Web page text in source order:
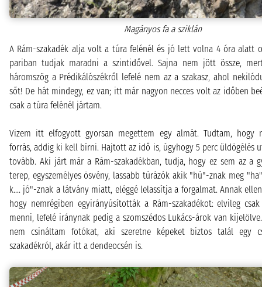
Magányos fa a sziklán
A Rám-szakadék alja volt a túra felénél és jó lett volna 4 óra alatt
pariban tudjak maradni a szintidővel. Sajna nem jött össze,
háromszög a Prédikálószékről lefelé nem az a szakasz, ahol
sőt! De hát mindegy, ez van; itt már nagyon necces volt az időben
csak a túra felénél jártam.
Vizem itt elfogyott gyorsan megettem egy almát. Tudtam, hogy
forrás, addig ki kell bírni. Hajtott az idő is, úgyhogy 5 perc üldögélés
tovább. Aki járt már a Rám-szakadékban, tudja, hogy ez sem az a
terep, egyszemélyes ösvény, lassabb túrázók akik "hú"-znak meg
k.... jó"-znak a látvány miatt, eléggé lelassítja a forgalmat. Annak
hogy nemrégiben egyirányúsították a Rám-szakadékot: elvileg
menni, lefelé iránynak pedig a szomszédos Lukács-árok van
nem csináltam fotókat, aki szeretne képeket biztos talál egy
szakadékról, akár itt a dendeocsén is.